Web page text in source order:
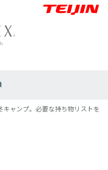
キャンプ。必要な持ち物リストを